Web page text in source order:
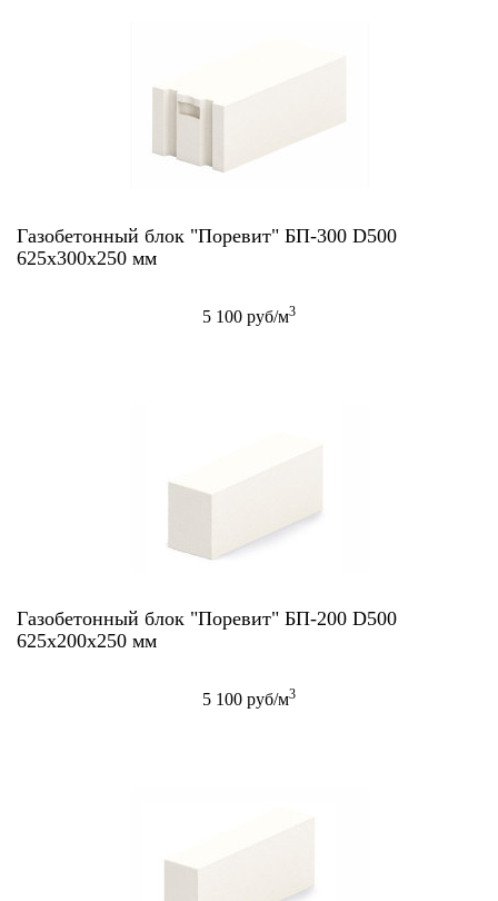
Газобетонный блок "Поревит" БП-300 D500
625х300х250 мм
5 100 руб/м3
Газобетонный блок "Поревит" БП-200 D500
625х200х250 мм
5 100 руб/м3